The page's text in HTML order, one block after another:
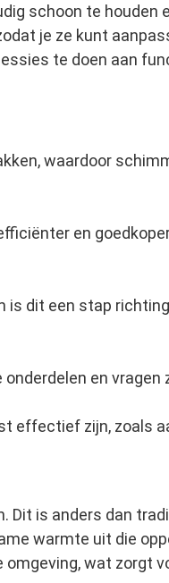
schoon te houden
je ze kunt
te doen aan
waardoor
en
dit een stap
en vragen
effectief zijn, zoals
Dit is anders dan
warmte uit die
wat zorgt